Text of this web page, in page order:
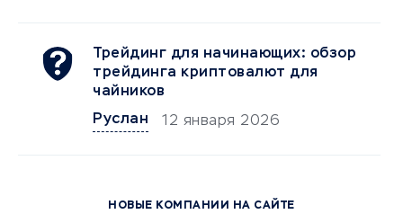
Трейдинг для начинающих: обзор
трейдинга криптовалют для
чайников
Руслан
12 января 2026
НОВЫЕ КОМПАНИИ НА САЙТЕ